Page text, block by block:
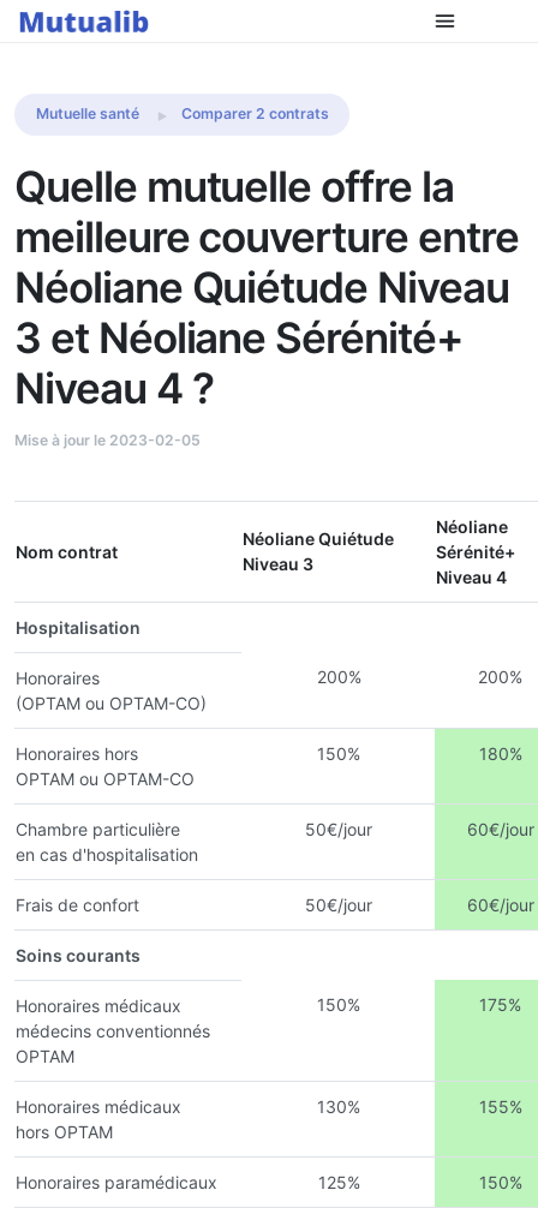
Comparer les mutuelles
Mutuelle santé Comparer 2 contrats
Quelle mutuelle offre la
meilleure couverture entre
Néoliane Quiétude Niveau
3 et Néoliane Sérénité+
Niveau 4 ?
Mise à jour le 2023-02-05
Nom contrat
Néoliane Quiétude
Niveau 3
Néoliane
Sérénité+
Niveau 4
Hospitalisation
Honoraires
(OPTAM ou OPTAM-CO)
200% 200%
Honoraires hors
OPTAM ou OPTAM-CO
150% 180%
Chambre particulière
en cas d'hospitalisation
50€/jour 60€/jour
Frais de confort 50€/jour 60€/jour
Soins courants
Honoraires médicaux
médecins conventionnés
OPTAM
150% 175%
Honoraires médicaux
hors OPTAM
130% 155%
Honoraires paramédicaux 125% 150%